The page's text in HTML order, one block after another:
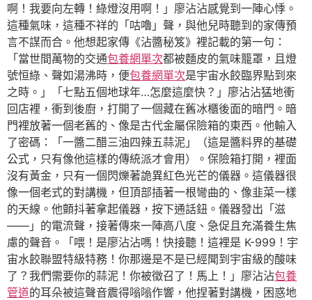
啊！我要向左轉！綠燈沒用啊！」廖沾沾感覺到一陣心悸。
這種氣味，這種不祥的「咕嚕」聲，與他兒時聽到的家傳預
言不謀而合。他想起家傳《沾醬秘笈》裡記載的第一句：
「當世間萬物的交通包養網單次都被麵皮的氣味籠罩，且燈
號恒綠、聲如湯沸時，便包養網單次是宇宙水餃臨界點到來
之時。」「七點五個地球年…怎麼這麼快？」廖沾沾猛地衝
回店裡，衝到後廚，打開了一個藏在舊冰櫃後面的暗門。暗
門裡放著一個老舊的、像是古代金屬保險箱的東西。他輸入
了密碼：「一醬二醋三油四辣五蒜泥」（這是醬料界的基礎
公式，只有像他這樣的傳統派才會用）。保險箱打開，裡面
沒有黃金，只有一個閃爍著詭異紅色光芒的儀器。這儀器很
像一個老式的對講機，但頂部插著一根彎曲的、像韭菜一樣
的天線。他顫抖著拿起儀器，按下通話鈕。儀器發出「滋
——」的電流聲，接著傳來一陣高八度、急促且充滿養生焦
慮的聲音。「喂！是廖沾沾嗎！快接聽！這裡是 K-999！宇
宙水餃聯盟特級特務！你那邊是不是已經聞到宇宙級的酸味
了？我們需要你的蒜泥！你被徵召了！馬上！」廖沾沾包養
管道的耳朵被這聲音震得嗡嗡作響，他捏著對講機，困惑地